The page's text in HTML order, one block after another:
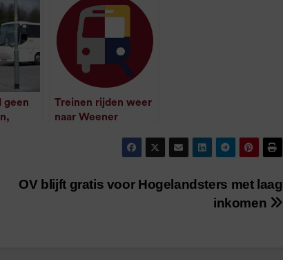
geen
Treinen rijden weer
naar Weener
OV blijft gratis voor Hogelandsters met laag
inkomen